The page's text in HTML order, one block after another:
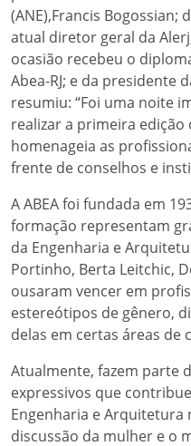
(ANE),Francis Bogossian;
atual diretor geral da
ocasião recebeu o
Abea-RJ; e da presidente
resumiu: “Foi uma noite
realizar a primeira
homenageia as
frente de conselhos e
A ABEA foi fundada em
formação representam
da Engenharia e
Portinho, Berta Leitchic,
ousaram vencer em
estereótipos de gênero,
delas em certas áreas
Atualmente, fazem parte
expressivos que
Engenharia e
discussão da mulher e o